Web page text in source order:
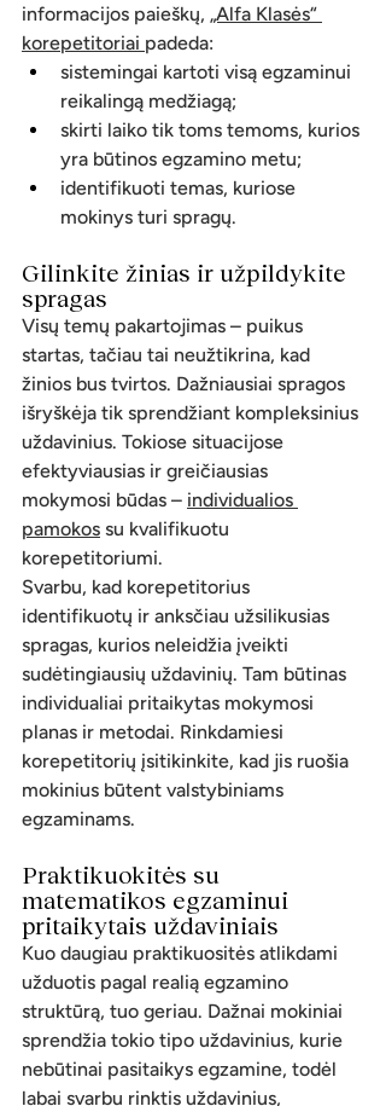
informacijos paieškų, „Alfa Klasės“
korepetitoriai padeda:
sistemingai kartoti visą egzaminui
reikalingą medžiagą;
skirti laiko tik toms temoms, kurios
yra būtinos egzamino metu;
identifikuoti temas, kuriose
mokinys turi spragų.
Gilinkite žinias ir užpildykite
spragas
Visų temų pakartojimas – puikus
startas, tačiau tai neužtikrina, kad
žinios bus tvirtos. Dažniausiai spragos
išryškėja tik sprendžiant kompleksinius
uždavinius. Tokiose situacijose
efektyviausias ir greičiausias
mokymosi būdas – individualios
pamokos su kvalifikuotu
korepetitoriumi.
Svarbu, kad korepetitorius
identifikuotų ir anksčiau užsilikusias
spragas, kurios neleidžia įveikti
sudėtingiausių uždavinių. Tam būtinas
individualiai pritaikytas mokymosi
planas ir metodai. Rinkdamiesi
korepetitorių įsitikinkite, kad jis ruošia
mokinius būtent valstybiniams
egzaminams.
Praktikuokitės su
matematikos egzaminui
pritaikytais uždaviniais
Kuo daugiau praktikuositės atlikdami
užduotis pagal realią egzamino
struktūrą, tuo geriau. Dažnai mokiniai
sprendžia tokio tipo uždavinius, kurie
nebūtinai pasitaikys egzamine, todėl
labai svarbu rinktis uždavinius,